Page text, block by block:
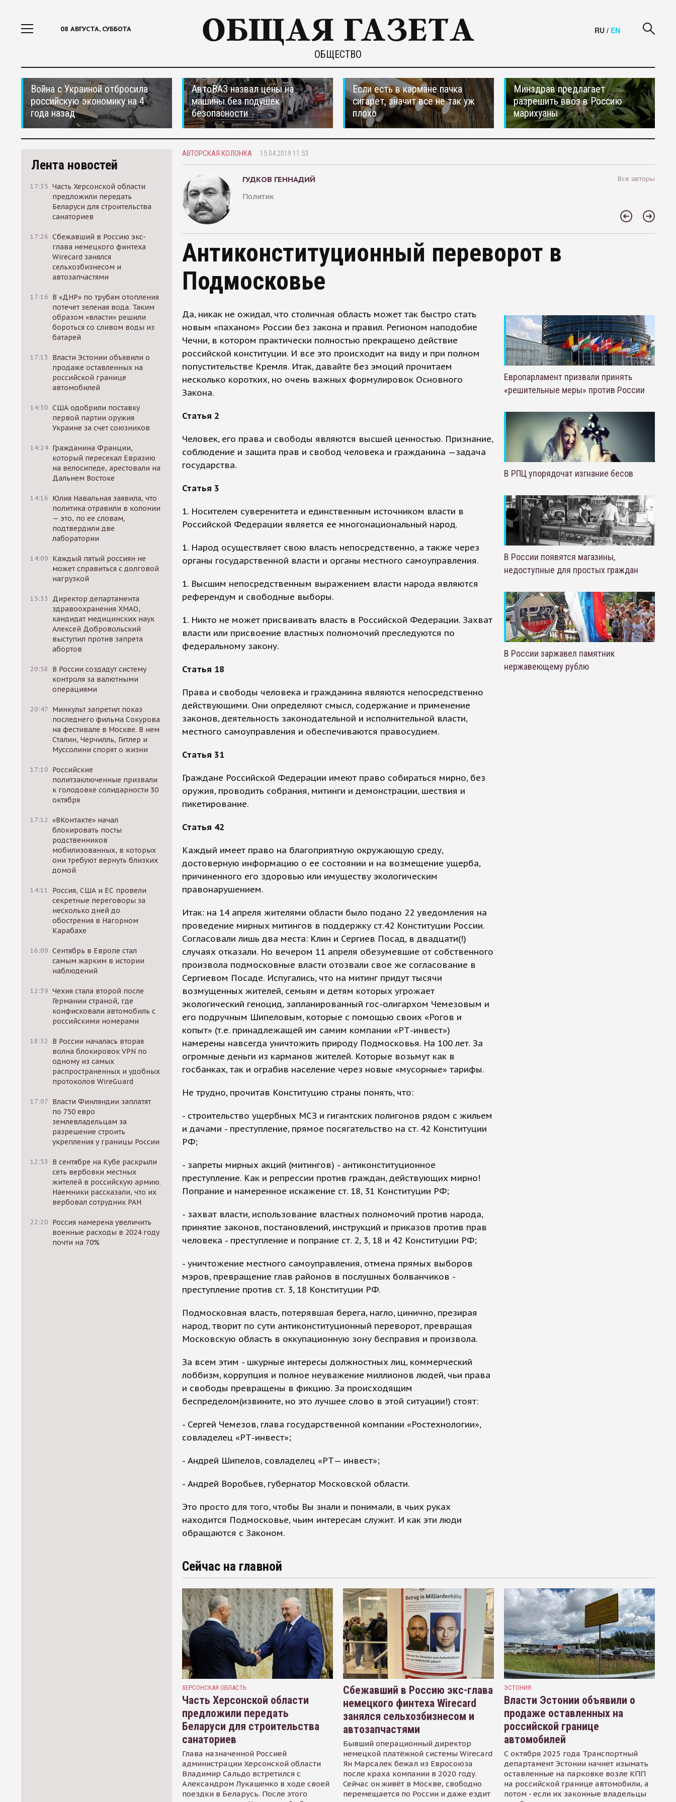
08 АВГУСТА, СУББОТА
ОБЩЕСТВО
RU / EN
Война с Украиной отбросила
российскую экономику на 4
года назад
АвтоВАЗ назвал цены на
машины без подушек
безопасности
Если есть в кармане пачка
сигарет, значит все не так уж
плохо
Минздрав предлагает
разрешить ввоз в Россию
марихуаны
Лента новостей
17:35 Часть Херсонской области
предложили передать
Беларуси для строительства
санаториев
17:26 Сбежавший в Россию экс-
глава немецкого финтеха
Wirecard занялся
сельхозбизнесом и
автозапчастями
17:16 В «ДНР» по трубам отопления
потечет зеленая вода. Таким
образом «власти» решили
бороться со сливом воды из
батарей
17:13
Власти Эстонии объявили о
продаже оставленных на
российской границе
автомобилей
14:30 США одобрили поставку
первой партии оружия
Украине за счет союзников
14:24 Гражданина Франции,
который пересекал Евразию
на велосипеде, арестовали на
Дальнем Востоке
14:16 Юлия Навальная заявила, что
политика отравили в колонии
— это, по ее словам,
подтвердили две
лаборатории
14:09 Каждый пятый россиян не
может справиться с долговой
нагрузкой
15:33
Директор департамента
здравоохранения ХМАО,
кандидат медицинских наук
Алексей Добровольский
выступил против запрета
абортов
20:58
В России создадут систему
контроля за валютными
операциями
20:47 Минкульт запретил показ
последнего фильма Сокурова
на фестивале в Москве. В нем
Сталин, Черчилль, Гитлер и
Муссолини спорят о жизни
17:10 Российские
политзаключенные призвали
к голодовке солидарности 30
октября
17:12 «ВКонтакте» начал
блокировать посты
родственников
мобилизованных, в которых
они требуют вернуть близких
домой
14:11
Россия, США и ЕС провели
секретные переговоры за
несколько дней до
обострения в Нагорном
Карабахе
16:09 Сентябрь в Европе стал
самым жарким в истории
наблюдений
12:39 Чехия стала второй после
Германии страной, где
конфисковали автомобиль с
российскими номерами
18:32
В России началась вторая
волна блокировок VPN по
одному из самых
распространенных и удобных
протоколов WireGuard
17:07 Власти Финляндии заплатят
по 750 евро
землевладельцам за
разрешение строить
укрепления у границы России
12:53
В сентябре на Кубе раскрыли
сеть вербовки местных
жителей в российскую армию.
Наемники рассказали, что их
вербовал сотрудник РАН
22:20 Россия намерена увеличить
военные расходы в 2024 году
почти на 70%
АВТОРСКАЯ КОЛОНКА 15.04.2019 11:53
ГУДКОВ ГЕННАДИЙ
Политик
Все авторы
Антиконституционный переворот в
Подмосковье
Да, никак не ожидал, что столичная область может так быстро стать
новым «паханом» России без закона и правил. Регионом наподобие
Чечни, в котором практически полностью прекращено действие
российской конституции. И все это происходит на виду и при полном
попустительстве Кремля. Итак, давайте без эмоций прочитаем
несколько коротких, но очень важных формулировок Основного
Закона.
Статья 2
Человек, его права и свободы являются высшей ценностью. Признание,
соблюдение и защита прав и свобод человека и гражданина —задача
государства.
Статья 3
1. Носителем суверенитета и единственным источником власти в
Российской Федерации является ее многонациональный народ.
1. Народ осуществляет свою власть непосредственно, а также через
органы государственной власти и органы местного самоуправления.
1. Высшим непосредственным выражением власти народа являются
референдум и свободные выборы.
1. Никто не может присваивать власть в Российской Федерации. Захват
власти или присвоение властных полномочий преследуются по
федеральному закону.
Статья 18
Права и свободы человека и гражданина являются непосредственно
действующими. Они определяют смысл, содержание и применение
законов, деятельность законодательной и исполнительной власти,
местного самоуправления и обеспечиваются правосудием.
Статья 31
Граждане Российской Федерации имеют право собираться мирно, без
оружия, проводить собрания, митинги и демонстрации, шествия и
пикетирование.
Статья 42
Каждый имеет право на благоприятную окружающую среду,
достоверную информацию о ее состоянии и на возмещение ущерба,
причиненного его здоровью или имуществу экологическим
правонарушением.
Итак: на 14 апреля жителями области было подано 22 уведомления на
проведение мирных митингов в поддержку ст.42 Конституции России.
Согласовали лишь два места: Клин и Сергиев Посад, в двадцати(!)
случаях отказали. Но вечером 11 апреля обезумевшие от собственного
произвола подмосковные власти отозвали свое же согласование в
Сергиевом Посаде. Испугались, что на митинг придут тысячи
возмущенных жителей, семьям и детям которых угрожает
экологический геноцид, запланированный гос-олигархом Чемезовым и
его подручным Шипеловым, которые с помощью своих «Рогов и
копыт» (т.е. принадлежащей им самим компании «РТ-инвест»)
намерены навсегда уничтожить природу Подмосковья. На 100 лет. За
огромные деньги из карманов жителей. Которые возьмут как в
госбанках, так и ограбив население через новые «мусорные» тарифы.
Не трудно, прочитав Конституцию страны понять, что:
- строительство ущербных МСЗ и гигантских полигонов рядом с жильем
и дачами - преступление, прямое посягательство на ст. 42 Конституции
РФ;
- запреты мирных акций (митингов) - антиконституционное
преступление. Как и репрессии против граждан, действующих мирно!
Попрание и намеренное искажение ст. 18, 31 Конституции РФ;
- захват власти, использование властных полномочий против народа,
принятие законов, постановлений, инструкций и приказов против прав
человека - преступление и попрание ст. 2, 3, 18 и 42 Конституции РФ;
- уничтожение местного самоуправления, отмена прямых выборов
мэров, превращение глав районов в послушных болванчиков -
преступление против ст. 3, 18 Конституции РФ.
Подмосковная власть, потерявшая берега, нагло, цинично, презирая
народ, творит по сути антиконституционный переворот, превращая
Московскую область в оккупационную зону бесправия и произвола.
За всем этим - шкурные интересы должностных лиц, коммерческий
лоббизм, коррупция и полное неуважение миллионов людей, чьи права
и свободы превращены в фикцию. За происходящим
беспределом(извините, но это лучшее слово в этой ситуации!) стоят:
- Сергей Чемезов, глава государственной компании «Ростехнологии»,
совладелец «РТ-инвест»;
- Андрей Шипелов, совладелец «РТ— инвест»;
- Андрей Воробьев, губернатор Московской области.
Это просто для того, чтобы Вы знали и понимали, в чьих руках
находится Подмосковье, чьим интересам служит. И как эти люди
обращаются с Законом.
Европарламент призвали принять
«решительные меры» против России
В РПЦ упорядочат изгнание бесов
В России появятся магазины,
недоступные для простых граждан
В России заржавел памятник
нержавеющему рублю
Сейчас на главной
ХЕРСОНСКАЯ ОБЛАСТЬ
Часть Херсонской области
предложили передать
Беларуси для строительства
санаториев
Глава назначенной Россией
администрации Херсонской области
Владимир Сальдо встретился с
Александром Лукашенко в ходе своей
поездки в Беларусь. После этого
Сбежавший в Россию экс-глава
немецкого финтеха Wirecard
занялся сельхозбизнесом и
автозапчастями
Бывший операционный директор
немецкой платёжной системы Wirecard
Ян Марсалек бежал из Евросоюза
после краха компании в 2020 году.
Сейчас он живёт в Москве, свободно
перемещается по России и даже ездит
ЭСТОНИЯ
Власти Эстонии объявили о
продаже оставленных на
российской границе
автомобилей
С октября 2025 года Транспортный
департамент Эстонии начнет изымать
оставленные на парковке возле КПП
на российской границе автомобили, а
потом - если их законные владельцы